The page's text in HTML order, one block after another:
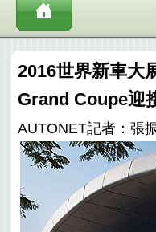
2016世界新車大
Grand Coupe迎
AUTONET記者：張